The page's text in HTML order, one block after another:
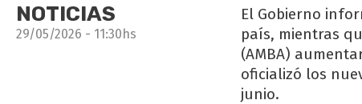
NOTICIAS
29/05/2026 - 11:30hs
El Gobierno
país, mientras
(AMBA)
oficializó los
junio.